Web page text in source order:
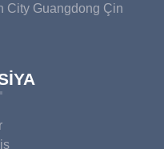
City Guangdong Çin